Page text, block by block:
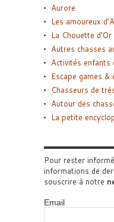
Aurore
Les amoureux
La Chouette d’Or
Autres chasses
Activités enfants
Escape games &
Chasseurs de
Autour des
La petite
Pour rester
informations de
souscrire à notre
Email